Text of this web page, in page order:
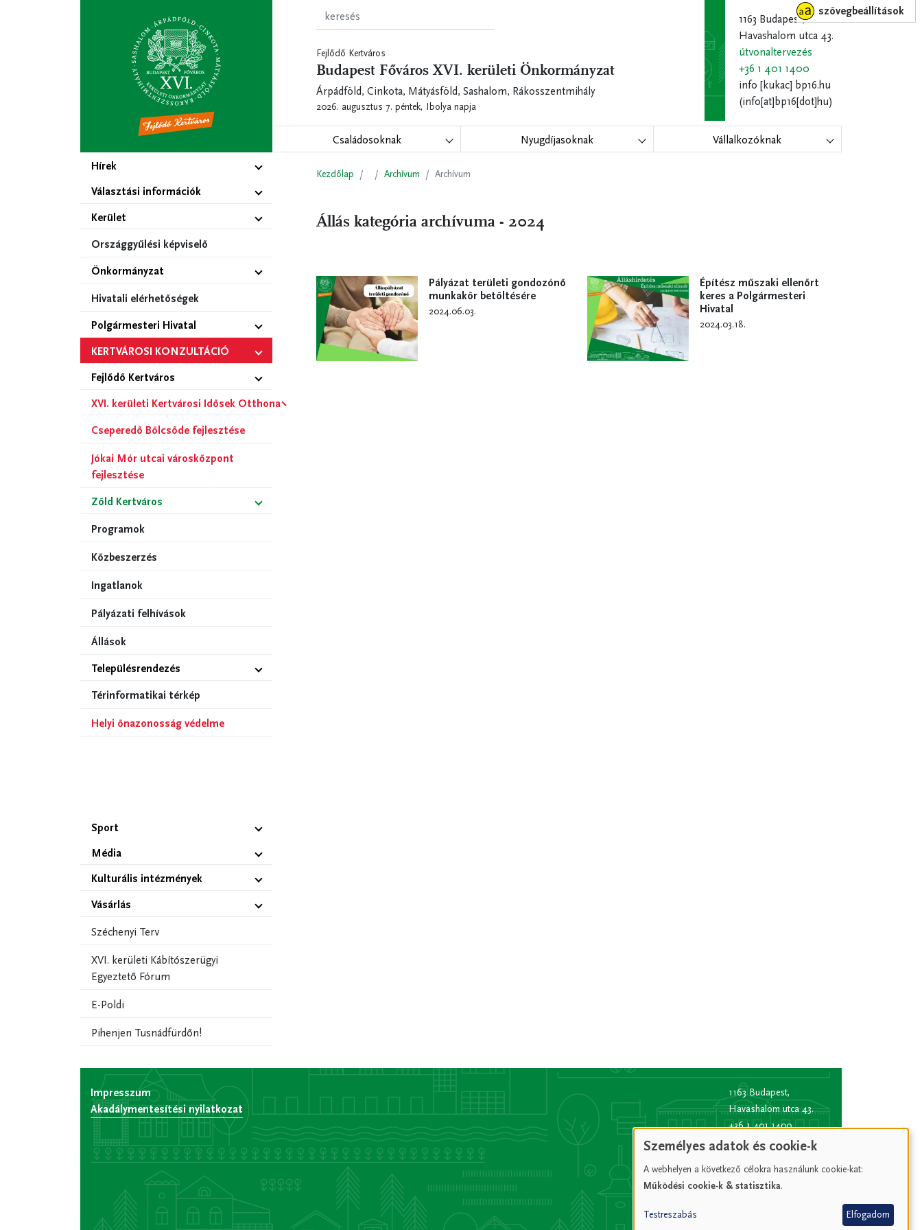
szövegbeállítások
Fejlődő Kertváros
Budapest Főváros XVI. kerületi Önkormányzat
Árpádföld, Cinkota, Mátyásföld, Sashalom, Rákosszentmihály
2026. augusztus 7. péntek, Ibolya napja
1163 Budapest,
Havashalom utca 43.
útvonaltervezés
+36 1 401 1400
info [kukac] bp16.hu
(info[at]bp16[dot]hu)
Családosoknak Nyugdíjasoknak
Vállalkozóknak
Hírek
Választási információk
Kerület
Országgyűlési képviselő
Önkormányzat
Hivatali elérhetőségek
Polgármesteri Hivatal
KERTVÁROSI KONZULTÁCIÓ
Fejlődő Kertváros
XVI. kerületi Kertvárosi Idősek Otthona
Cseperedő Bölcsőde fejlesztése
Jókai Mór utcai városközpont
fejlesztése
Zöld Kertváros
Programok
Közbeszerzés
Ingatlanok
Pályázati felhívások
Állások
Településrendezés
Térinformatikai térkép
Helyi önazonosság védelme
Sport
Média
Kulturális intézmények
Vásárlás
Széchenyi Terv
XVI. kerületi Kábítószerügyi
Egyeztető Fórum
E-Poldi
Pihenjen Tusnádfürdőn!
Kezdőlap Archívum Archívum
Állás kategória archívuma - 2024
Pályázat területi gondozónő
munkakör betöltésére
2024.06.03.
Építész műszaki ellenőrt
keres a Polgármesteri
Hivatal
2024.03.18.
Impresszum
Akadálymentesítési nyilatkozat
1163 Budapest,
Havashalom utca 43.
+36 1 401 1400
info[kukac]bp16.hu
Hivatali kapu rövid
név:XVIPOLG
Személyes adatok és cookie-k
A webhelyen a következő célokra használunk cookie-kat:
Működési cookie-k & statisztika.
Testreszabás Elfogadom